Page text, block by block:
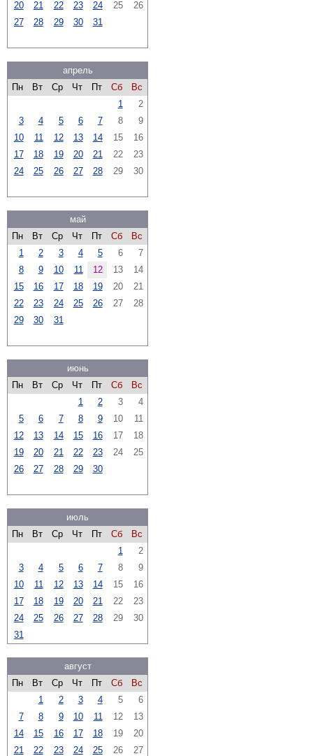
20 21 22 23 24 25
26
27
28 29 30 31
апрель
Пн
Вт Ср Чт Пт Сб
Вс
1
2
3
4 5 6 7 8
9
10
11 12 13 14 15
16
17
18 19 20 21 22
23
24
25 26 27 28 29 30
май
Пн
Вт Ср Чт Пт Сб
Вс
1
2 3 4 5 6
7
8
9 10 11 12 13
14
15
16 17 18 19 20
21
22
23 24 25 26 27
28
29
30 31
июнь
Пн
Вт Ср Чт Пт Сб
Вс
1
2 3
4
5
6 7 8 9 10
11
12
13 14 15 16 17
18
19
20 21 22 23 24
25
26
27 28 29 30
июль
Пн
Вт Ср Чт Пт Сб
Вс
1
2
3
4 5 6 7 8
9
10
11 12 13 14 15
16
17
18 19 20 21 22
23
24
25 26 27 28 29
30
31
август
Пн
Вт Ср Чт Пт Сб
Вс
1
2 3 4 5
6
7
8 9 10 11 12
13
14
15 16 17 18 19
20
21
22 23 24 25 26
27